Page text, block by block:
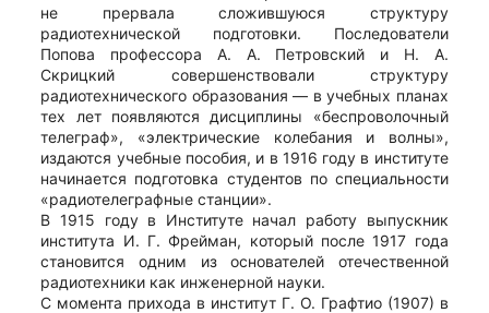
не прервала сложившуюся структуру
радиотехнической подготовки. Последователи
Попова профессора А. А. Петровский и Н. А.
Скрицкий совершенствовали структуру
радиотехнического образования — в учебных планах
тех лет появляются дисциплины «беспроволочный
телеграф», «электрические колебания и волны»,
издаются учебные пособия, и в 1916 году в институте
начинается подготовка студентов по специальности
«радиотелеграфные станции».
В 1915 году в Институте начал работу выпускник
института И. Г. Фрейман, который после 1917 года
становится одним из основателей отечественной
радиотехники как инженерной науки.
С момента прихода в институт Г. О. Графтио (1907) в